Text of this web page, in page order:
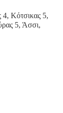
Κότσικας 5,
5, Άσσι,